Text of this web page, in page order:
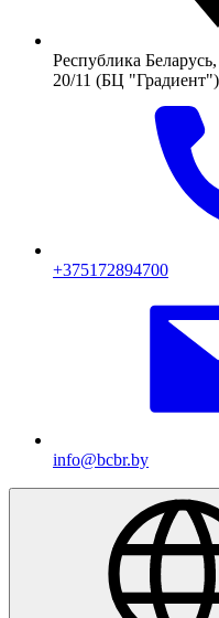
Республика
20/11 (БЦ "Градиент")
+375172894700
info@bcbr.by